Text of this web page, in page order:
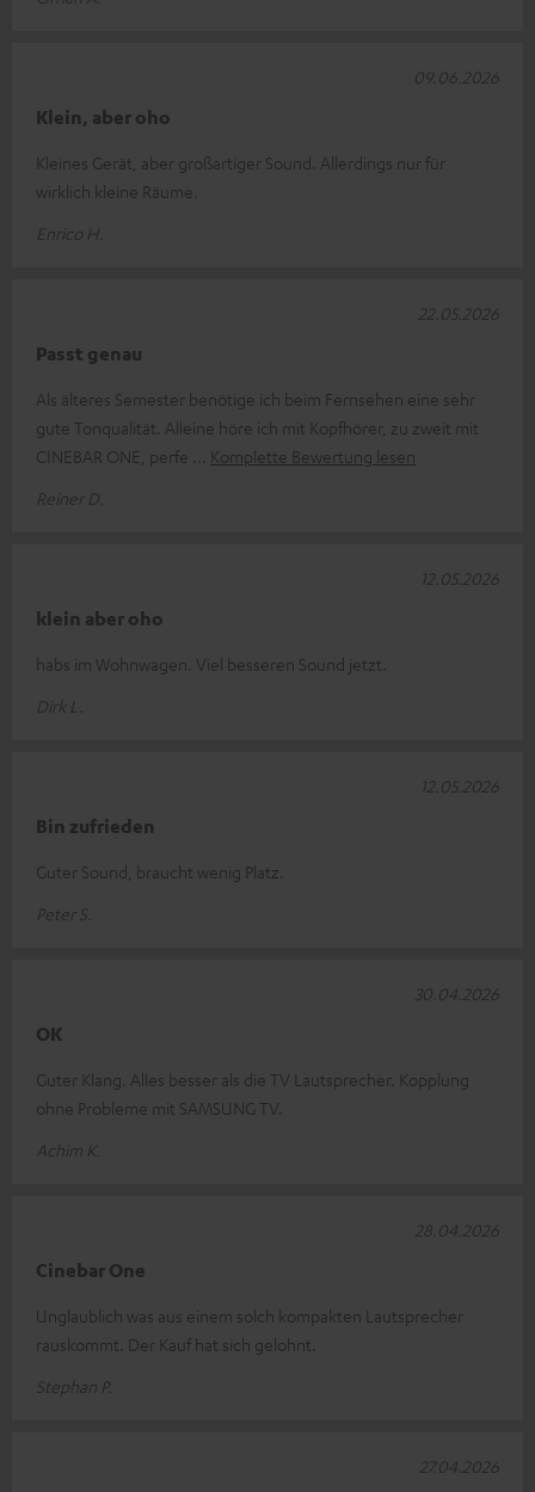
Klein, aber oho
Kleines Gerät, aber großartiger Sound. Allerdings nur für
wirklich kleine Räume.
Enrico H.
09.06.2026
Passt genau
Als älteres Semester benötige ich beim Fernsehen eine sehr
gute Tonqualität. Alleine höre ich mit Kopfhörer, zu zweit mit
CINEBAR ONE, perfe
Komplette Bewertung lesen
Reiner D.
22.05.2026
klein aber oho
habs im Wohnwagen. Viel besseren Sound jetzt.
Dirk L.
12.05.2026
Bin zufrieden
Guter Sound, braucht wenig Platz.
Peter S.
12.05.2026
OK
Guter Klang. Alles besser als die TV Lautsprecher. Kopplung
ohne Probleme mit SAMSUNG TV.
Achim K.
30.04.2026
Cinebar One
Unglaublich was aus einem solch kompakten Lautsprecher
rauskommt. Der Kauf hat sich gelohnt.
Stephan P.
28.04.2026
27.04.2026